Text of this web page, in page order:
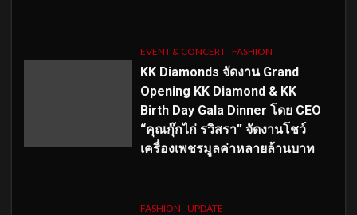
EVENT & CONCERT FASHION
KK Diamonds จัดงาน Grand
Opening KK Diamond & KK
Birth Day Gala Dinner โดย CEO
“คุณกุ๊กไก่ รวิสรา” จัดงานโชว์
เครื่องเพชรมูลค่าหลายล้านบาท
FASHION UPDATE